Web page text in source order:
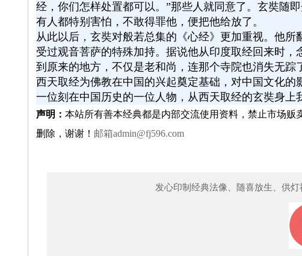
经，你们怎样处置都可以。”那些人就同意了。玄奘随
有人都特别害怕，不敢得罪他，便把他给放了。
从此以后，玄奘对般若总集的《心经》更加重视。他
受过观音菩萨的特殊加持。据说他从印度取经回来时
到原来的地方，不仅是老和尚，连那个寺院也消失无踪
西天取经为佛教在中国的兴起奠定基础，对中国文化
一位刻在中国历史的一位人物，从西天取经的玄奘身上
声明： 本站所有善本经典都是内部交流使用资料，禁止市场贩
删除，谢谢！ 邮箱admin@fj596.com
发心印制经典法像、随喜放生、供